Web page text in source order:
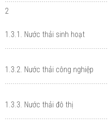
2
1.3.1. Nước thải sinh hoạt
1.3.2. Nước thải công nghiệp
1.3.3. Nước thải đô thị